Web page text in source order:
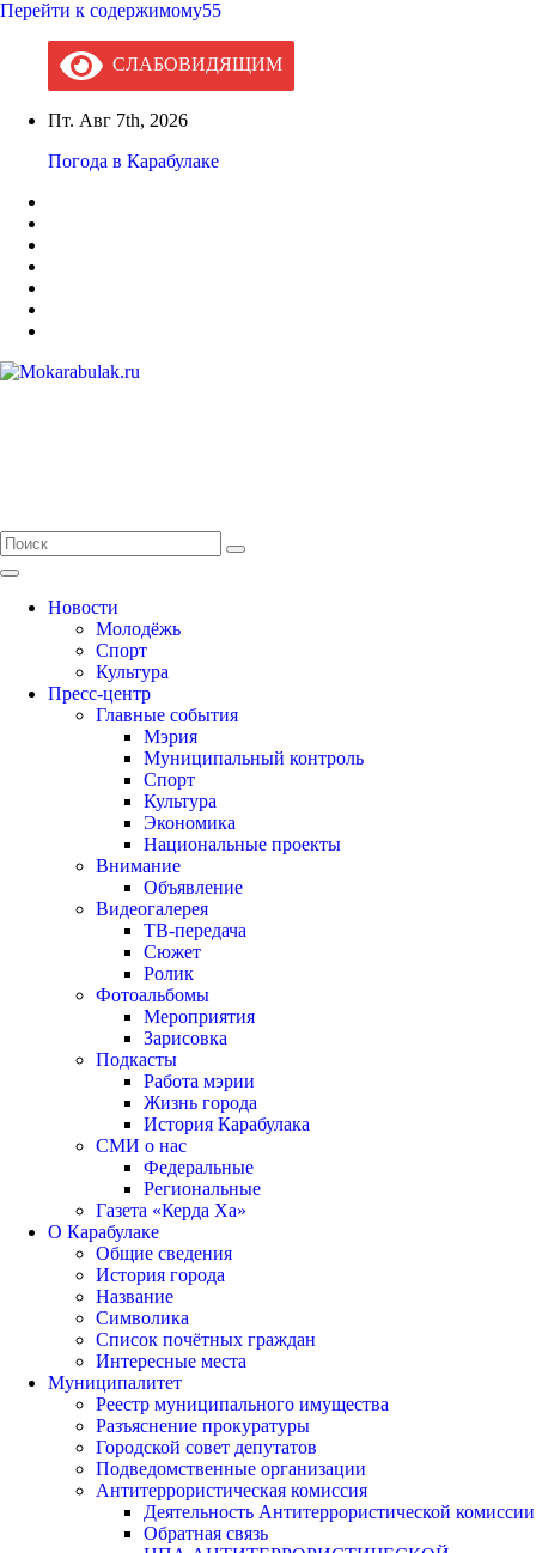
Перейти к содержимому55
СЛАБОВИДЯЩИМ
Пт. Авг 7th, 2026
Погода в Карабулаке
Новости
Молодёжь
Спорт
Культура
Пресс-центр
Главные события
Мэрия
Муниципальный контроль
Спорт
Культура
Экономика
Национальные проекты
Внимание
Объявление
Видеогалерея
ТВ-передача
Сюжет
Ролик
Фотоальбомы
Мероприятия
Зарисовка
Подкасты
Работа мэрии
Жизнь города
История Карабулака
СМИ о нас
Федеральные
Региональные
Газета «Керда Ха»
О Карабулаке
Общие сведения
История города
Название
Символика
Список почётных граждан
Интересные места
Муниципалитет
Реестр муниципального имущества
Разъяснение прокуратуры
Городской совет депутатов
Подведомственные организации
Антитеррористическая комиссия
Деятельность Антитеррористической комиссии
Обратная связь